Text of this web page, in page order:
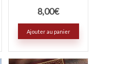
8,00€
Ajouter au panier